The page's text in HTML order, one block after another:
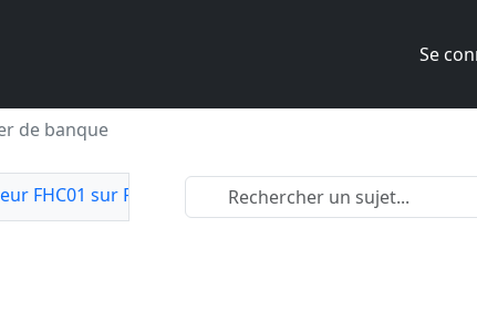
Se
de banque
FHC01 sur Forza Horizon 6 ?par QuozPowa